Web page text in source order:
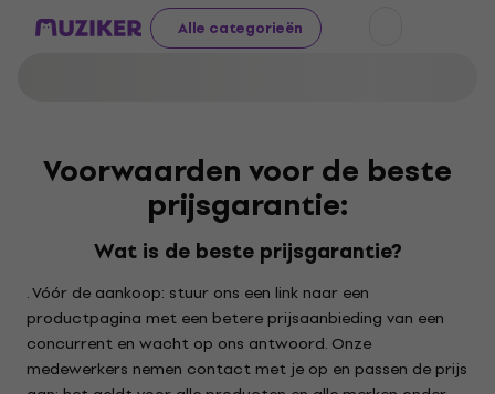
Alle categorieën
Voorwaarden voor de beste
prijsgarantie:
Wat is de beste prijsgarantie?
. Vóór de aankoop: stuur ons een link naar een
productpagina met een betere prijsaanbieding van een
concurrent en wacht op ons antwoord. Onze
medewerkers nemen contact met je op en passen de prijs